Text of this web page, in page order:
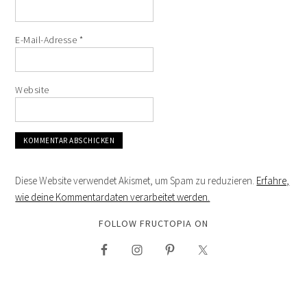
E-Mail-Adresse *
Website
Diese Website verwendet Akismet, um Spam zu reduzieren. Erfahre,
wie deine Kommentardaten verarbeitet werden.
FOLLOW FRUCTOPIA ON